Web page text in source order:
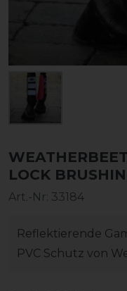
LOCK
Art.-Nr: 33184
Reflektierende
PVC Schutz von